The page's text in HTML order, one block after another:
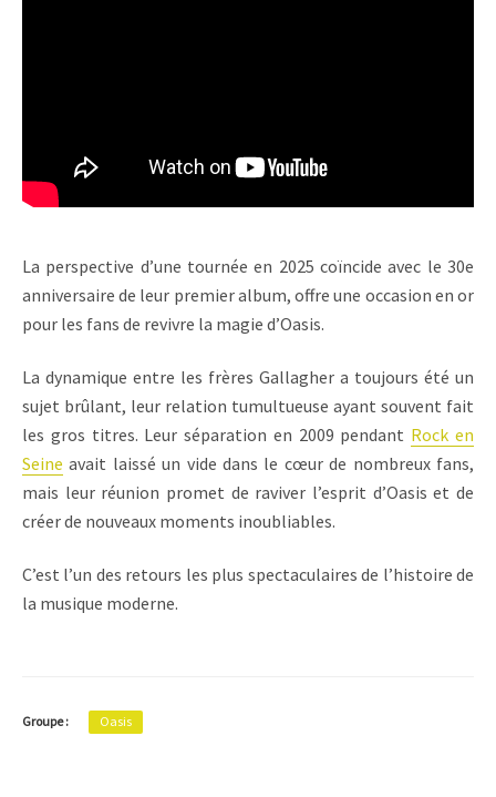
La perspective d’une tournée en 2025 coïncide avec le 30e
anniversaire de leur premier album, offre une occasion en or
pour les fans de revivre la magie d’Oasis.
La dynamique entre les frères Gallagher a toujours été un
sujet brûlant, leur relation tumultueuse ayant souvent fait
les gros titres. Leur séparation en 2009 pendant Rock en
Seine avait laissé un vide dans le cœur de nombreux fans,
mais leur réunion promet de raviver l’esprit d’Oasis et de
créer de nouveaux moments inoubliables.
C’est l’un des retours les plus spectaculaires de l’histoire de
la musique moderne.
Groupe : Oasis